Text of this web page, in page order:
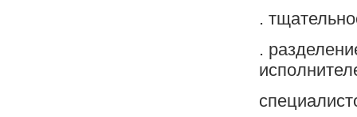
.
.